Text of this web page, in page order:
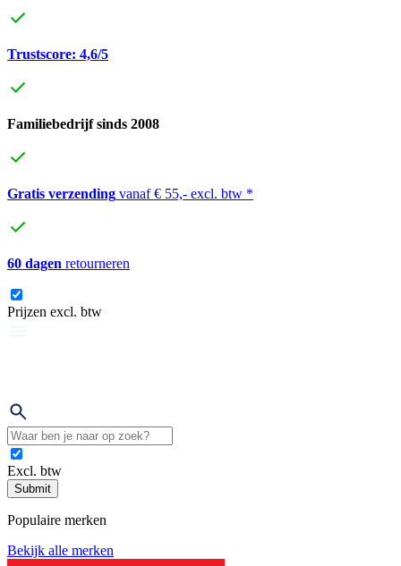
Trustscore: 4,6/5
Familiebedrijf sinds 2008
Gratis verzending vanaf € 55,- excl. btw *
60 dagen retourneren
Prijzen excl. btw
Excl. btw
Submit
Populaire merken
Bekijk alle merken